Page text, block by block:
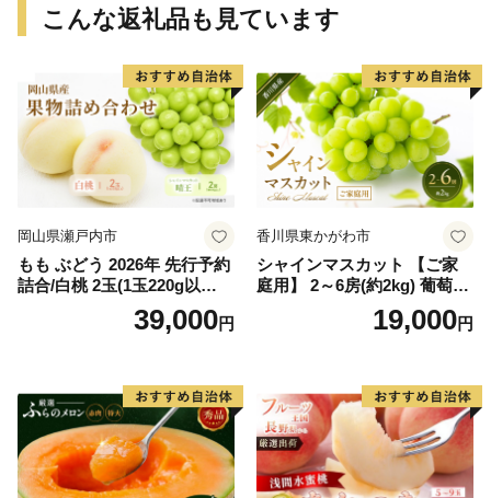
こんな返礼品も見ています
岡山県瀬戸内市
もも ぶどう 2026年 先行予約
詰合/白桃 2玉(1玉220g以
上)・シャインマスカット 晴
39,000円
香川県東かがわ市
シャインマスカット 【ご家
庭用】 2～6房(約2kg) 葡萄 ぶ
どう ブドウ フルーツ 果物 く
だもの 果実 旬の果物 旬のフ
19,000円